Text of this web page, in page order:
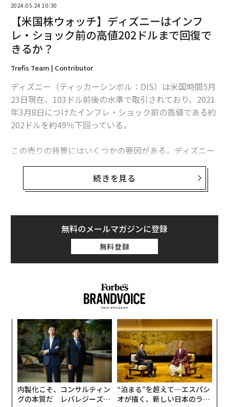
回復できるか？
【米国株ウォッチ】コカ・コーラとコストコの比較分析、過去と比べると
コカ・コーラがお得？
【米国株ウォッチ】ジョンソンコントロールズ、エリオットによる購入報
道の好材料は折り込み済み？
【米国株ウォッチ】コノコフィリップス、近年の急上昇で適正水準に 上
昇余地は限られる
【米国株ウォッチ】ブラックロックはS&P500に出遅れで割安水準？
タグ：
投資/投資家 電子たばこ たばこ/喫煙
2024.05.24 10:30
【米国株ウォッチ】ディズニーはインフ
レ・ショック前の高値202ドルまで回復で
きるか？
Trefis Team | Contributor
ディズニー（ティッカーシンボル：DIS）は米国時間5月
23日現在、103ドル前後の水準で取引されており、2021
年3月8日につけたインフレ・ショック前の高値である約
202ドルを約49％下回っている。
この売りの背景にはいくつかの要因がある。ディズニー
の激化に直面している。リニアTV事業も、広告の減少や
国内市場でのアフィリエイト収入の減少により、このと
事業はコロナ後の再開以来、堅調に推移しているが、経
費の増加や入場者数の正常化が予想されており、当面の
見通しは不明瞭だ。
株価パフォーマンス
が、2024年3月期第2四半期の業績、特にストリーミング
事業の営業利益が市場予測を上回ったことが追い風とな
り、少しづつ回復を続けている。
より長期の過去の推移を見てみよう。DISは2021年1月初
旬の180ドル台から現在の約105ドルまで40％の急落に
見舞われている。また、注目なのは、DISが過去3年間、
いずれも市場全体をアンダーパフォームしているという
事実だ。DISの2021年のリターンはマイナス15％、2022
続きを見る
無料のメールマガジンに登録
無料登録
内製化こそ、コンサルティン
グの本質だ レバレジーズが
“泊まる”を超えて─エスパシ
オが描く、新しい日本のラグ